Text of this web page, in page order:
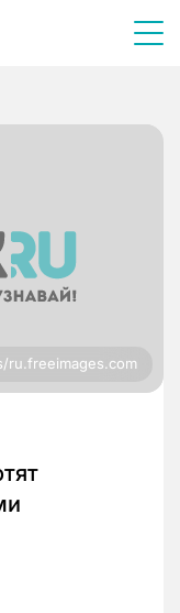
ru.freeimages.com